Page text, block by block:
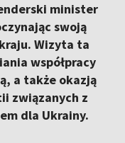
minister
swoją
Wizyta ta
współpracy
a także okazją
związanych z
dla Ukrainy.